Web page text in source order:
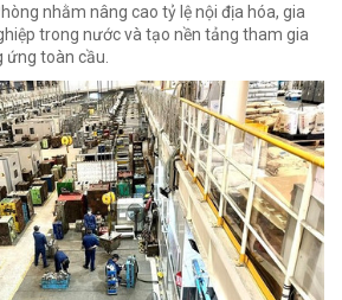
nhằm nâng cao tỷ lệ nội địa hóa, gia
trong nước và tạo nền tảng tham gia
ứng toàn cầu.